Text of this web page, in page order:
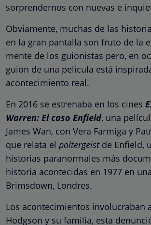
sorprendernos con nuevas e
Obviamente, muchas de las
en la gran pantalla son fruto de la
mente de los guionistas pero, en
guion de una película está
acontecimiento real.
En 2016 se estrenaba en los cines
Warren: El caso Enfield, una
James Wan, con Vera Farmiga y
que relata el poltergeistde Enfield,
historias paranormales más
historia acontecidas en 1977 en
Brimsdown, Londres.
Los acontecimientos involucraban
Hodgson y su familia, esta